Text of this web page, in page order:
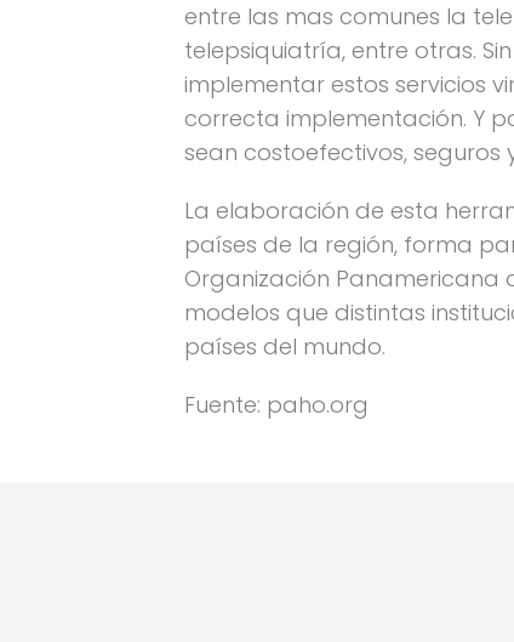
entre las mas comunes la
telepsiquiatría, entre otras.
implementar estos servicios
correcta implementación. Y
sean costoefectivos, seguros
La elaboración de esta
países de la región, forma
Organización Panamericana
modelos que distintas
países del mundo.
Fuente: paho.org